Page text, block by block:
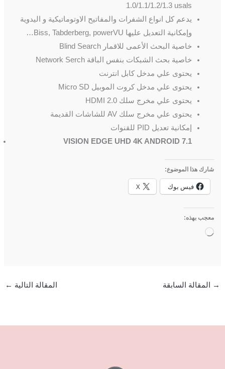
1.0/1.1/1.2/1.3 usals
يدعم كل انواع الشفرات والمفاتيح الاوتوماتيكية و اليدوية
وإمكانية التعديل عليها Biss, Tabderberg, powerVU…
خاصية البحث الأعمى للاقمار Blind Search
خاصية بحث الشبكات بنفس الباقة Network Serch
يحتوى علي مدخل كابل انترنت
يحتوى علي مدخل كروت الموبيل Micro SD
يحتوى علي مخرج سلك HDMI 2.0
يحتوى علي مخرج سلك AV للشاشات القديمة
إمكانية تعديل PID للقنوات
VISION EDGE UHD 4K ANDROID 7.1
شارك هذا الموضوع:
فيس بوك X
معجب بهذه:
جاري
→ المقالة السابقة المقالة التالية ←